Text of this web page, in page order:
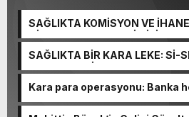
SAĞLIKTA KOMİSYON VE
NİHAT URUÇ VE SEMİH İŞİTME
VURGUNU!
SAĞLIKTA BİR KARA LEKE: Sİ-
MERKEZLERİ VE MODERN
Kara para operasyonu: Banka